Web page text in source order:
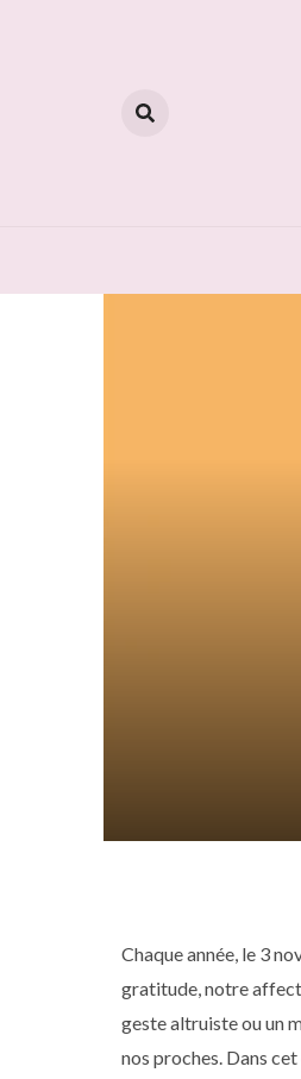
Chaque année, le 3
gratitude, notre
geste altruiste ou un
nos proches. Dans